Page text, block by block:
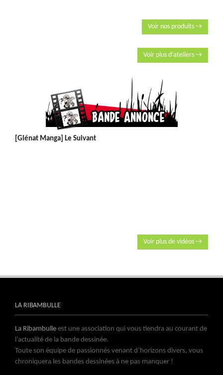
Voir nos produits →
Voir plus d'ateliers →
[Glénat Manga] Le Suivant
Voir plus de vidéos →
LA RIBAMBULLE
La Ribambulle est une association qui vous tiendra au courant de
l’actualité de la bande dessinée.
Toute son équipe de passionnés venant d’horizons divers, vous
chroniquera les bandes dessinées à ne pas manquer !